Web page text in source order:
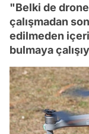
"Belki de
çalışmadan
edilmeden içeri
bulmaya